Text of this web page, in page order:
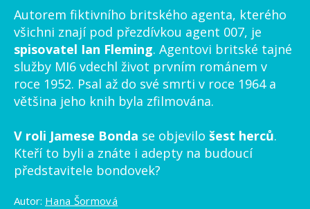
Autorem fiktivního britského agenta, kterého
všichni znají pod přezdívkou agent 007, je
spisovatel Ian Fleming. Agentovi britské tajné
služby MI6 vdechl život prvním románem v
roce 1952. Psal až do své smrti v roce 1964 a
většina jeho knih byla zfilmována.
V roli Jamese Bonda se objevilo šest herců.
Kteří to byli a znáte i adepty na budoucí
představitele bondovek?
Autor: Hana Šormová